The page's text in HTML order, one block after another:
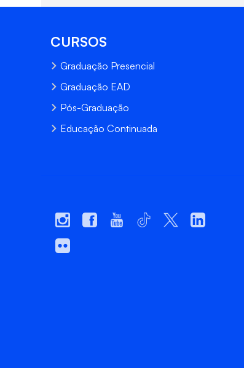
CURSOS
Graduação Presencial
Graduação EAD
Pós-Graduação
Educação Continuada